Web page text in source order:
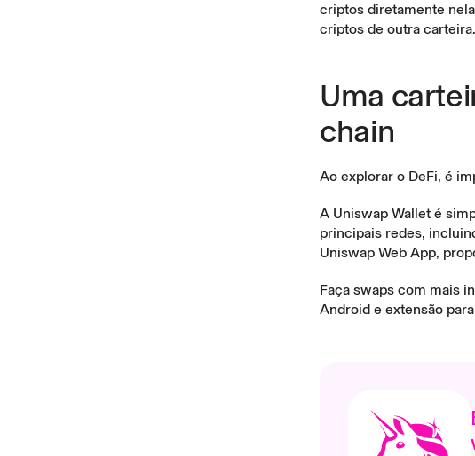
criptos diretamente
criptos de outra carteira.
Uma
chain
Ao explorar o DeFi, é
A Uniswap Wallet é
principais redes,
Uniswap Web App,
Faça swaps com mais
Android e extensão